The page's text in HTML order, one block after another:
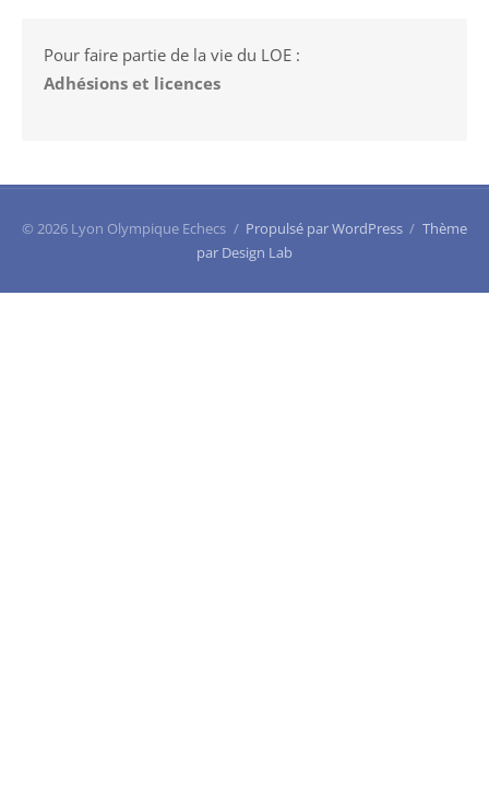
Pour faire partie de la vie du LOE :
Adhésions et licences
© 2026 Lyon Olympique Echecs / Propulsé par WordPress / Thème
par Design Lab